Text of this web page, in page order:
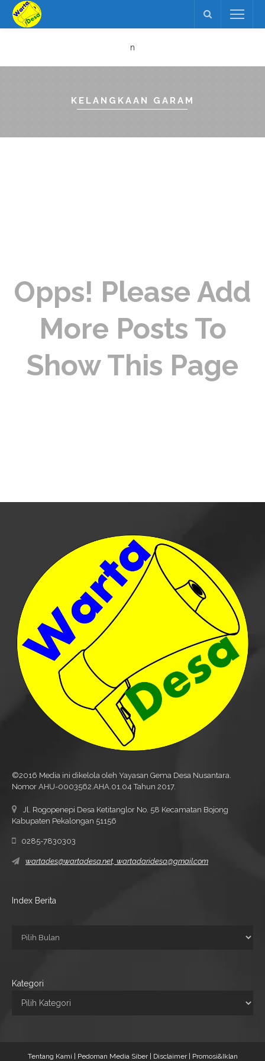
n
KELANGKAAN GARAM
Opps! Please Add
More Posts To
Show This Page
©2016 Media ini dikelola oleh Yayasan Gema Desa Nusantara.
Nomor AHU-0003562.AHA.01.04 Tahun 2017.
Jl. Rogopenepi Desa Ketitanglor No. 58 Kecamatan Bojong
Kabupaten Pekalongan 51156
0285-7830303
wartades@wartadesa.net, wartadaridesa@gmail.com
Index Berita
Kategori
Tentang Kami | Pedoman Media Siber | Disclaimer | Promosi&Iklan